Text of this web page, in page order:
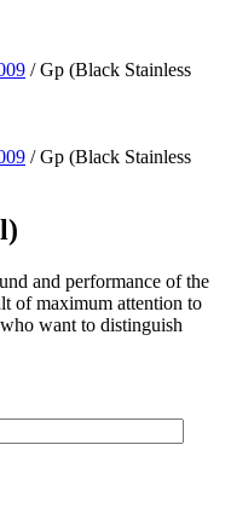
/ Gp (Black Stainless
/ Gp (Black Stainless
and performance of the
of maximum attention to
want to distinguish